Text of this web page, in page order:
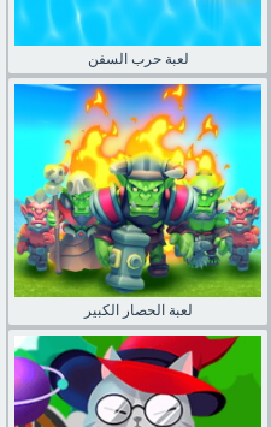
لعبة حرب السفن
لعبة الحصار الكبير